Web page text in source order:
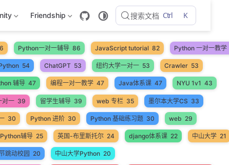
Friendship 搜索文档 Ctrl K
Python一对一辅导 86 JavaScript tutorial 82 Python 一对一教学
54 ChatGPT 53 纽约大学一对一 53 Crawler 53
辅导 47 编程一对一教学 47 Java体系课 47 NYU 1v1 43
对一 39 留学生辅导 39 web 专栏 35 墨尔本大学CS 33
30 Python 进阶 30 Python 基础练习题 30 web 29
辅导 25 英国-布里斯托尔 24 django体系课 22 中山大学 21
跳动校园 20 中山大学Python 20